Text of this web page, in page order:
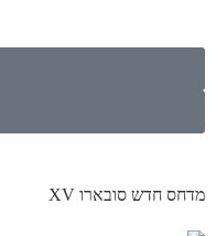
מדחס חדש סובארו XV